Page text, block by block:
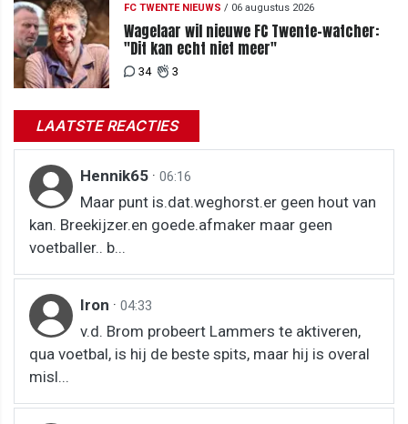
FC TWENTE NIEUWS / 06 augustus 2026
Wagelaar wil nieuwe FC Twente-watcher:
"Dit kan echt niet meer"
34 3
LAATSTE REACTIES
Hennik65 · 06:16
Maar punt is.dat.weghorst.er geen hout van
kan. Breekijzer.en goede.afmaker maar geen
voetballer.. b...
Iron · 04:33
v.d. Brom probeert Lammers te aktiveren,
qua voetbal, is hij de beste spits, maar hij is overal
misl...